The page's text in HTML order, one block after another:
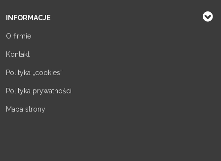
INFORMACJE
O firmie
Kontakt
Polityka „cookies”
Polityka prywatności
Mapa strony